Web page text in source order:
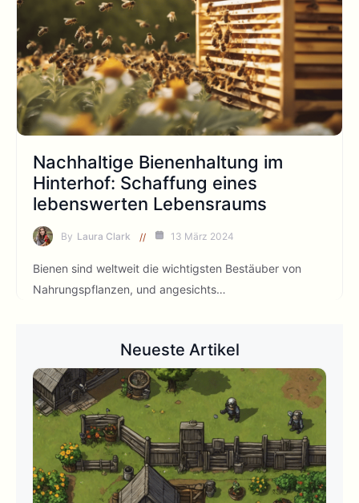
Nachhaltige Bienenhaltung im
Hinterhof: Schaffung eines
lebenswerten Lebensraums
By Laura Clark 13 März 2024
Bienen sind weltweit die wichtigsten Bestäuber von
Nahrungspflanzen, und angesichts…
Neueste Artikel